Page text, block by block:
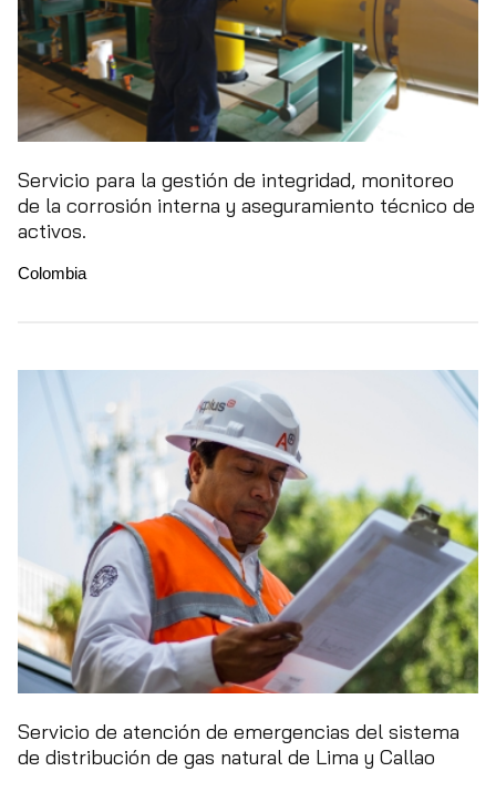
Servicio para la gestión de integridad, monitoreo
de la corrosión interna y aseguramiento técnico de
activos.
Colombia
Servicio de atención de emergencias del sistema
de distribución de gas natural de Lima y Callao